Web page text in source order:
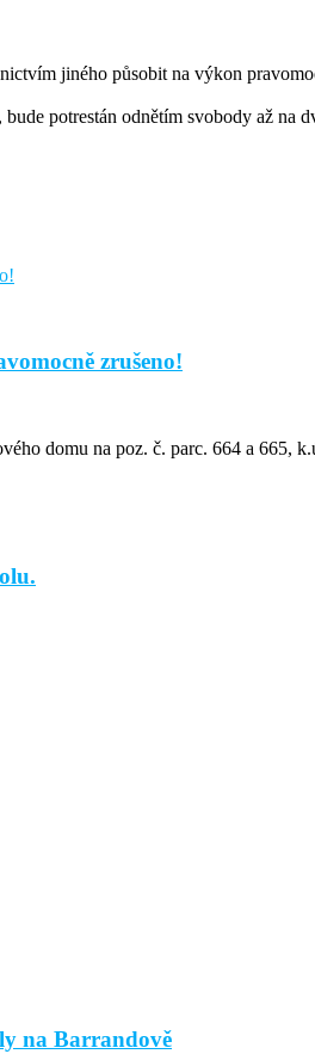
jiného působit na výkon
potrestán odnětím svobody až na
zrušeno!
domu na poz. č. parc. 664 a 665,
na Barrandově